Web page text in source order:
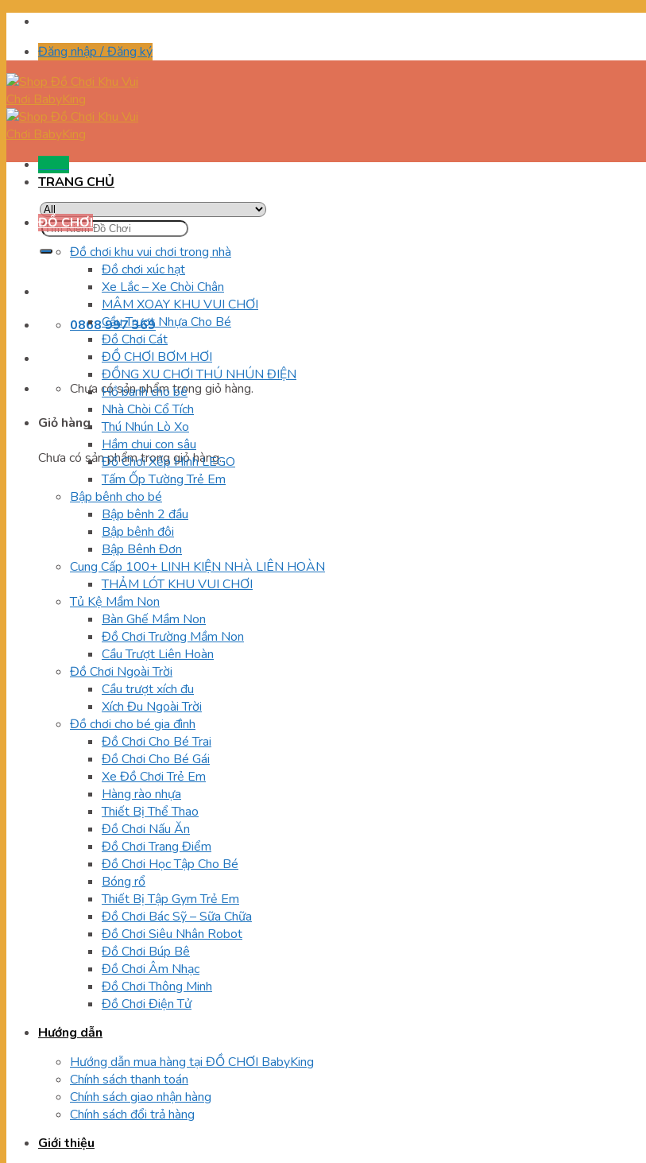
Skip
contentĐăng nhập / Đăng ký
Tìm
kiếm:
0868 997 369
Chưa có sản phẩm trong giỏ hàng.
Giỏ hàng
Chưa có sản phẩm trong giỏ hàng.
TRANG CHỦ
ĐỒ CHƠI
Đồ chơi khu vui chơi trong nhà
Đồ chơi xúc hạt
Xe Lắc – Xe Chòi Chân
MÂM XOAY KHU VUI CHƠI
Cầu Trượt Nhựa Cho Bé
Đồ Chơi Cát
ĐỒ CHƠI BƠM HƠI
ĐỒNG XU CHƠI THÚ NHÚN ĐIỆN
Hồ banh cho bé
Nhà Chòi Cổ Tích
Thú Nhún Lò Xo
Hầm chui con sâu
Đồ Chơi Xếp Hình LEGO
Tấm Ốp Tường Trẻ Em
Bập bênh cho bé
Bập bênh 2 đầu
Bập bênh đôi
Bập Bênh Đơn
Cung Cấp 100+ LINH KIỆN NHÀ LIÊN HOÀN
THẢM LÓT KHU VUI CHƠI
Tủ Kệ Mầm Non
Bàn Ghế Mầm Non
Đồ Chơi Trường Mầm Non
Cầu Trượt Liên Hoàn
Đồ Chơi Ngoài Trời
Cầu trượt xích đu
Xích Đu Ngoài Trời
Đồ chơi cho bé gia đình
Đồ Chơi Cho Bé Trai
Đồ Chơi Cho Bé Gái
Xe Đồ Chơi Trẻ Em
Hàng rào nhựa
Thiết Bị Thể Thao
Đồ Chơi Nấu Ăn
Đồ Chơi Trang Điểm
Đồ Chơi Học Tập Cho Bé
Bóng rổ
Thiết Bị Tập Gym Trẻ Em
Đồ Chơi Bác Sỹ – Sữa Chữa
Đồ Chơi Siêu Nhân Robot
Đồ Chơi Búp Bê
Đồ Chơi Âm Nhạc
Đồ Chơi Thông Minh
Đồ Chơi Điện Tử
Hướng dẫn
Hướng dẫn mua hàng tại ĐỒ CHƠI BabyKing
Chính sách thanh toán
Chính sách giao nhận hàng
Chính sách đổi trả hàng
Giới thiệu